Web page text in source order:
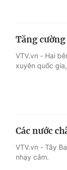
Tăng
VTV.vn - Hai
xuyên quốc
Các nước
VTV.vn - Tây
nhạy cảm.